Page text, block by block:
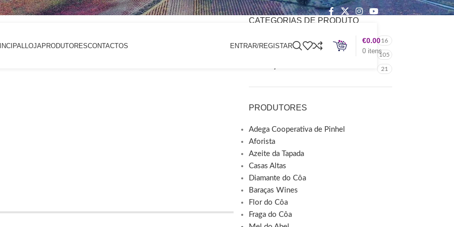
LOJAPRODUTORESCONTACTOS ENTRAR/REGISTAR
0 itens
€0.00
CATEGORIAS DE PRODUTO
16
Produtos Endógenos 105
21
PRODUTORES
Adega Cooperativa de Pinhel
Aforista
Azeite da Tapada
Casas Altas
Diamante do Côa
Baraças Wines
Flor do Côa
Fraga do Côa